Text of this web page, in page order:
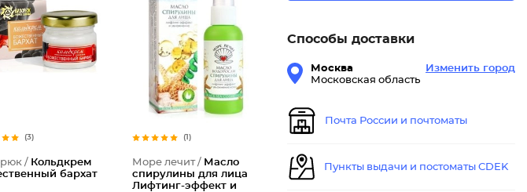
(3)
/ Кольдкрем
бархат
(1)
Море лечит / Масло
спирулины для лица
Лифтинг-эффект и
Способы доставки
Москва
Московская область
Изменить город
Почта России и почтоматы
Пункты выдачи и постоматы CDEK